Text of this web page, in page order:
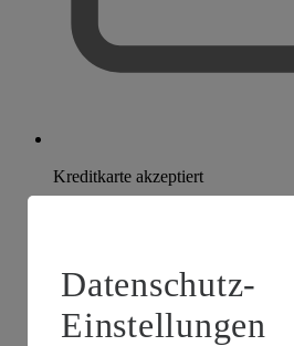
Kreditkarte akzeptiert
Datenschutz-
Einstellungen